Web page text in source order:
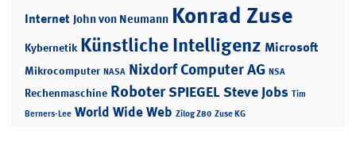
Internet John von Neumann Konrad Zuse
Kybernetik Künstliche Intelligenz Microsoft
Mikrocomputer NASA Nixdorf Computer AG NSA
Rechenmaschine RoboterSPIEGELSteve Jobs Tim
Berners-Lee World Wide Web Zilog Z80 Zuse KG